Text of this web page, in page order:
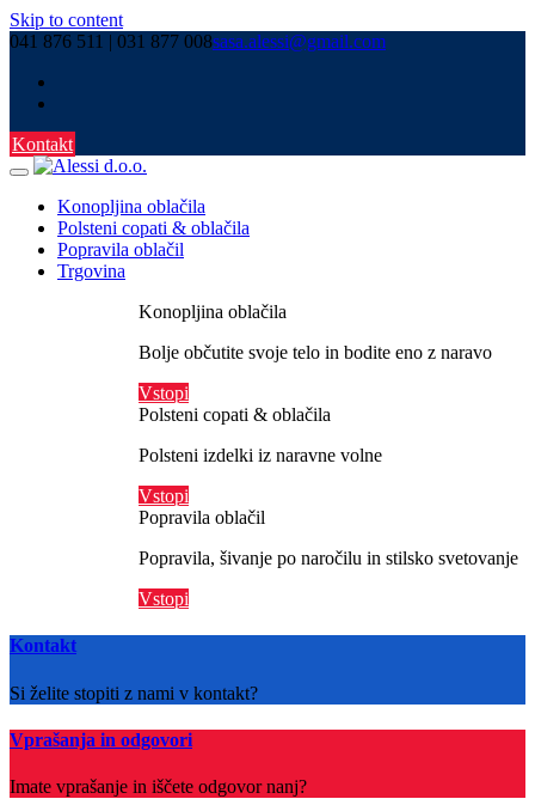
Skip to content
041 876 511 | 031 877 008sasa.alessi@gmail.com
Kontakt
Konopljina oblačila
Polsteni copati & oblačila
Popravila oblačil
Trgovina
Konopljina oblačila
Bolje občutite svoje telo in bodite eno z naravo
Vstopi
Polsteni copati & oblačila
Polsteni izdelki iz naravne volne
Vstopi
Popravila oblačil
Popravila, šivanje po naročilu in stilsko svetovanje
Vstopi
Kontakt
Si želite stopiti z nami v kontakt?
Vprašanja in odgovori
Imate vprašanje in iščete odgovor nanj?